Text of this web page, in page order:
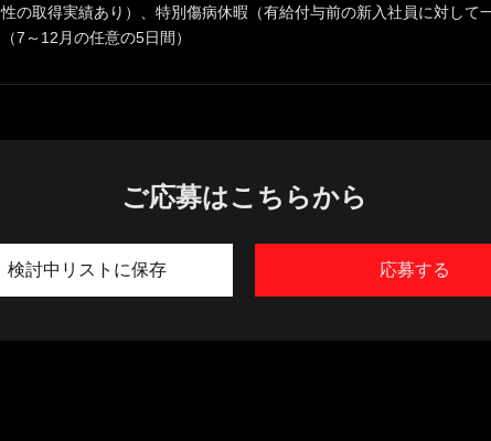
性の取得実績あり）、特別傷病休暇（有給付与前の新入社員に対して
（7～12月の任意の5日間）
ご応募はこちらから
応募する
検討中リストに保存